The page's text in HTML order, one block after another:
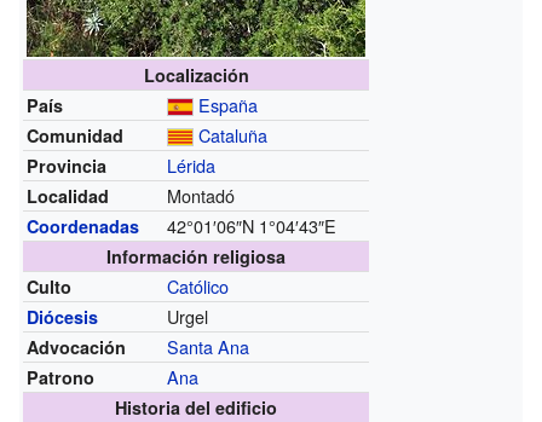
Localización
País
España
Comunidad Cataluña
Provincia Lérida
Localidad Montadó
Coordenadas 42°01′06″N 1°04′43″E
Información religiosa
Culto
Católico
Diócesis Urgel
Advocación Santa Ana
Patrono Ana
Historia del edificio